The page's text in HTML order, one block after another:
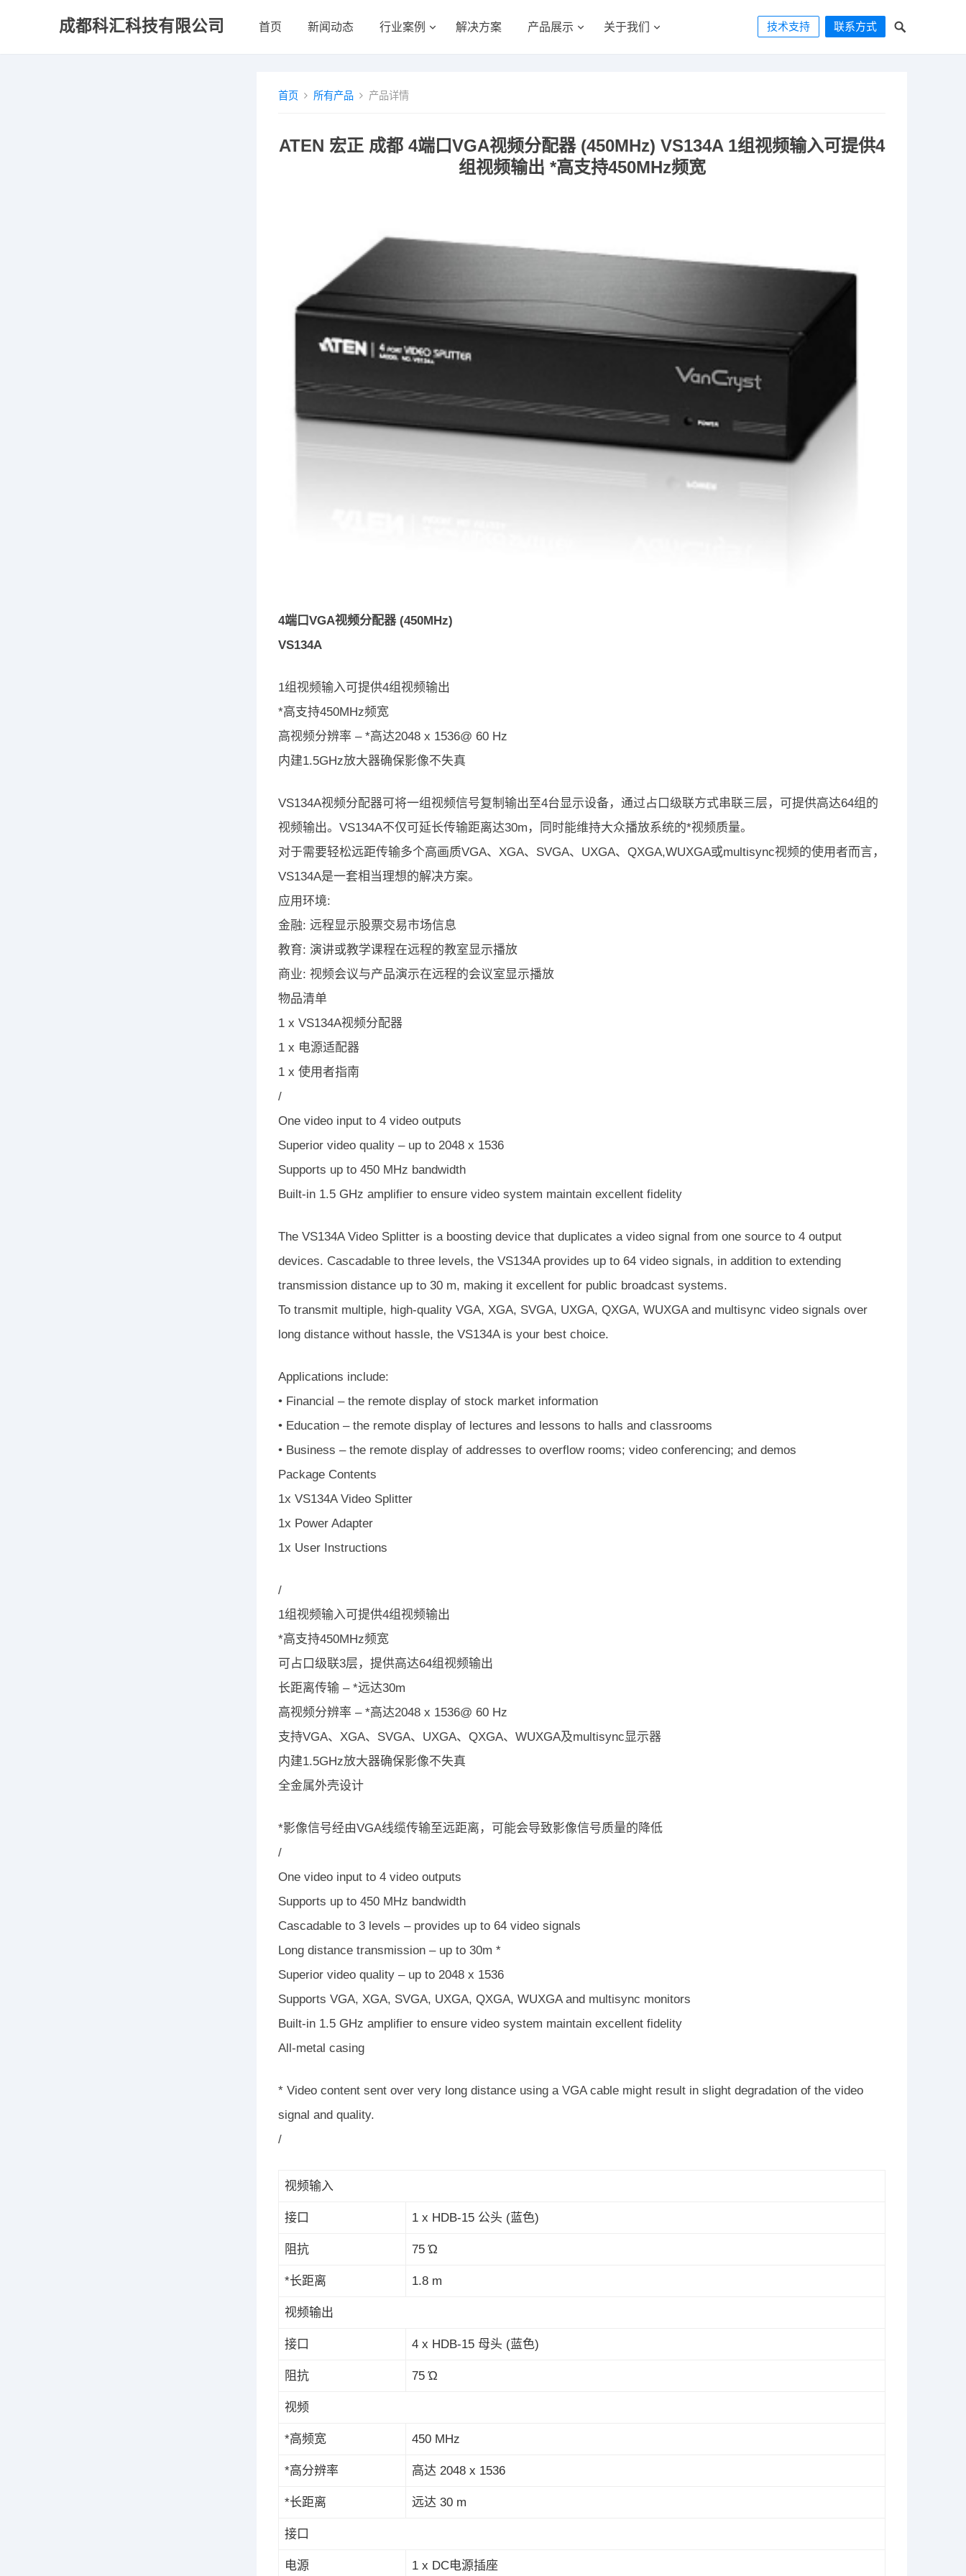
成都科汇科技有限公司 首页 新闻动态 行业案例 解决方案 产品展示 关于我们 技术支持 联系方式
首页 所有产品 产品详情
ATEN 宏正 成都 4端口VGA视频分配器 (450MHz) VS134A 1组视频输入可提供4
组视频输出 *高支持450MHz频宽
4端口VGA视频分配器 (450MHz)
VS134A
1组视频输入可提供4组视频输出
*高支持450MHz频宽
高视频分辨率 – *高达2048 x 1536@ 60 Hz
内建1.5GHz放大器确保影像不失真
VS134A视频分配器可将一组视频信号复制输出至4台显示设备，通过占口级联方式串联三层，可提供高达64组的
视频输出。VS134A不仅可延长传输距离达30m，同时能维持大众播放系统的*视频质量。
对于需要轻松远距传输多个高画质VGA、XGA、SVGA、UXGA、QXGA,WUXGA或multisync视频的使用者而言，
VS134A是一套相当理想的解决方案。
应用环境:
金融: 远程显示股票交易市场信息
教育: 演讲或教学课程在远程的教室显示播放
商业: 视频会议与产品演示在远程的会议室显示播放
物品清单
1 x VS134A视频分配器
1 x 电源适配器
1 x 使用者指南
/
One video input to 4 video outputs
Superior video quality – up to 2048 x 1536
Supports up to 450 MHz bandwidth
Built-in 1.5 GHz amplifier to ensure video system maintain excellent fidelity
The VS134A Video Splitter is a boosting device that duplicates a video signal from one source to 4 output
devices. Cascadable to three levels, the VS134A provides up to 64 video signals, in addition to extending
transmission distance up to 30 m, making it excellent for public broadcast systems.
To transmit multiple, high-quality VGA, XGA, SVGA, UXGA, QXGA, WUXGA and multisync video signals over
long distance without hassle, the VS134A is your best choice.
Applications include:
• Financial – the remote display of stock market information
• Education – the remote display of lectures and lessons to halls and classrooms
• Business – the remote display of addresses to overflow rooms; video conferencing; and demos
Package Contents
1x VS134A Video Splitter
1x Power Adapter
1x User Instructions
/
1组视频输入可提供4组视频输出
*高支持450MHz频宽
可占口级联3层，提供高达64组视频输出
长距离传输 – *远达30m
高视频分辨率 – *高达2048 x 1536@ 60 Hz
支持VGA、XGA、SVGA、UXGA、QXGA、WUXGA及multisync显示器
内建1.5GHz放大器确保影像不失真
全金属外壳设计
*影像信号经由VGA线缆传输至远距离，可能会导致影像信号质量的降低
/
One video input to 4 video outputs
Supports up to 450 MHz bandwidth
Cascadable to 3 levels – provides up to 64 video signals
Long distance transmission – up to 30m *
Superior video quality – up to 2048 x 1536
Supports VGA, XGA, SVGA, UXGA, QXGA, WUXGA and multisync monitors
Built-in 1.5 GHz amplifier to ensure video system maintain excellent fidelity
All-metal casing
* Video content sent over very long distance using a VGA cable might result in slight degradation of the video
signal and quality.
/
视频输入
接口 1 x HDB-15 公头 (蓝色)
阻抗 75 Ώ
*长距离 1.8 m
视频输出
接口 4 x HDB-15 母头 (蓝色)
阻抗 75 Ώ
视频
*高频宽 450 MHz
*高分辨率 高达 2048 x 1536
*长距离 远达 30 m
接口
电源 1 x DC电源插座